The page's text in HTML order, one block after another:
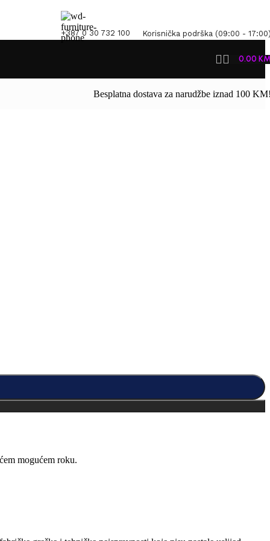
+387 0 30 732 100 Korisnička podrška (09:00 -
0.00
Besplatna dostava za narudžbe iznad 100
mogućem roku.